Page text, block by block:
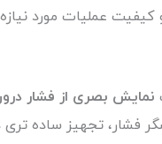
کیفیت عملیات مورد
نمایش بصری از فشار
فشار، تجهیز ساده تری